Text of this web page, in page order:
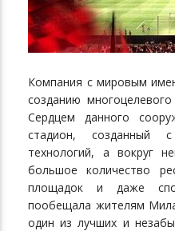
Компания с мировым
созданию
Сердцем данного
стадион, созданный
технологий, а вокруг
большое количество
площадок и даже
пообещала жителям
один из лучших и